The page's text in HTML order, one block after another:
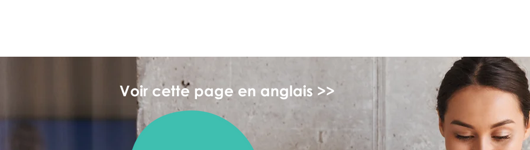
Voir cette page en anglais >>